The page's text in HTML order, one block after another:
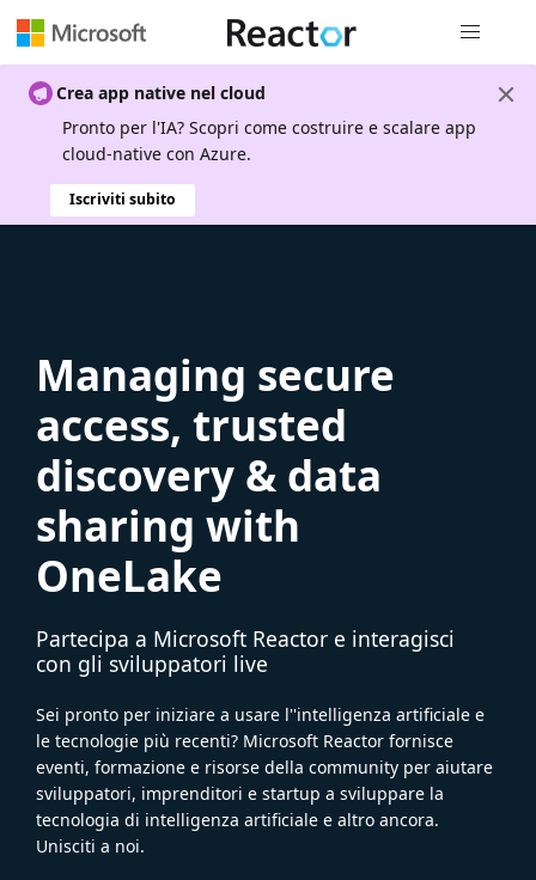
Crea app native nel cloud
Pronto per l'IA? Scopri come costruire e scalare app
cloud-native con Azure.
Iscriviti subito
Managing secure
access, trusted
discovery & data
sharing with
OneLake
Partecipa a Microsoft Reactor e interagisci
con gli sviluppatori live
Sei pronto per iniziare a usare l''intelligenza artificiale e
le tecnologie più recenti? Microsoft Reactor fornisce
eventi, formazione e risorse della community per aiutare
sviluppatori, imprenditori e startup a sviluppare la
tecnologia di intelligenza artificiale e altro ancora.
Unisciti a noi.